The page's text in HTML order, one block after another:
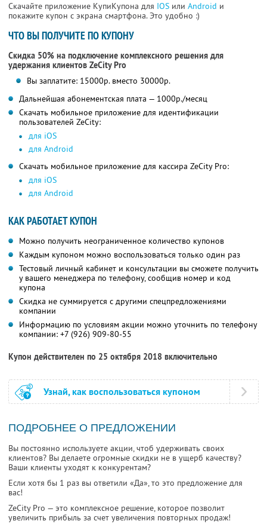
Скачайте приложение КупиКупона для IOS или Android и
покажите купон с экрана смартфона. Это удобно :)
ЧТО ВЫ ПОЛУЧИТЕ ПО КУПОНУ
Скидка 50% на подключение комплексного решения для
удержания клиентов ZeCity Pro
Вы заплатите: 15000р. вместо 30000р.
Дальнейшая абонементская плата — 1000р./месяц
Скачать мобильное приложение для идентификации
пользователей ZeCity:
для iOS
для Android
Скачать мобильное приложение для кассира ZeCity Pro:
для iOS
для Android
КАК РАБОТАЕТ КУПОН
Можно получить неограниченное количество купонов
Каждым купоном можно воспользоваться только один раз
Тестовый личный кабинет и консультации вы сможете получить
у вашего менеджера по телефону, сообщив номер и код
купона
Скидка не суммируется с другими спецпредложениями
компании
Информацию по условиям акции можно уточнить по телефону
компании: +7 (926) 909-80-55
Купон действителен по 25 октября 2018 включительно
Узнай, как воспользоваться купоном
ПОДРОБНЕЕ О ПРЕДЛОЖЕНИИ
Вы постоянно используете акции, чтоб удерживать своих
клиентов? Вы делаете огромные скидки не в ущерб качеству?
Ваши клиенты уходят к конкурентам?
Если хотя бы 1 раз вы ответили «Да», то это предложение для
вас!
ZeCity Pro — это комплексное решение, которое позволит
увеличить прибыль за счет увеличения повторных продаж!